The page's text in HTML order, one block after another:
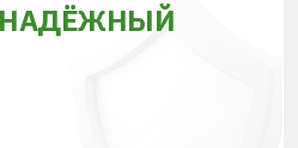
НАДЁЖНЫЙ